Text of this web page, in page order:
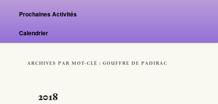
Prochaines Activités
Calendrier
ARCHIVES PAR MOT-CLÉ :GOUFFRE DE PADIRAC
2018